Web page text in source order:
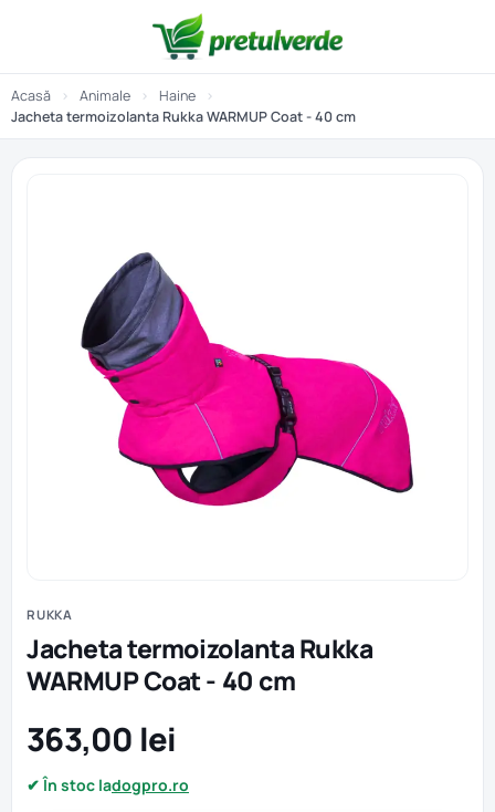
Acasă › Animale › Haine
›
Jacheta termoizolanta Rukka WARMUP Coat - 40 cm
RUKKA
Jacheta termoizolanta Rukka
WARMUP Coat - 40 cm
363,00 lei
✔ În stoc ladogpro.ro